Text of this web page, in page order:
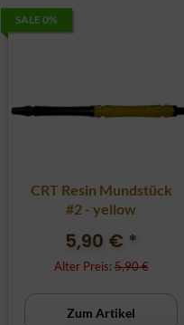
SALE 0%
CRT Resin Mundstück
#2 - yellow
5,90 € *
Alter Preis:5,90 €
Zum Artikel